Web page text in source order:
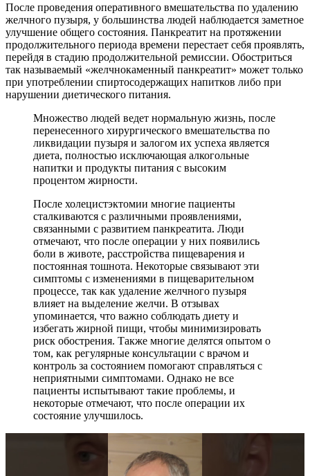
После проведения оперативного вмешательства по удалению
желчного пузыря, у большинства людей наблюдается заметное
улучшение общего состояния. Панкреатит на протяжении
продолжительного периода времени перестает себя проявлять,
перейдя в стадию продолжительной ремиссии. Обостриться
так называемый «желчнокаменный панкреатит» может только
при употреблении спиртосодержащих напитков либо при
нарушении диетического питания.
Множество людей ведет нормальную жизнь, после
перенесенного хирургического вмешательства по
ликвидации пузыря и залогом их успеха является
диета, полностью исключающая алкогольные
напитки и продукты питания с высоким
процентом жирности.
После холецистэктомии многие пациенты
сталкиваются с различными проявлениями,
связанными с развитием панкреатита. Люди
отмечают, что после операции у них появились
боли в животе, расстройства пищеварения и
постоянная тошнота. Некоторые связывают эти
симптомы с изменениями в пищеварительном
процессе, так как удаление желчного пузыря
влияет на выделение желчи. В отзывах
упоминается, что важно соблюдать диету и
избегать жирной пищи, чтобы минимизировать
риск обострения. Также многие делятся опытом о
том, как регулярные консультации с врачом и
контроль за состоянием помогают справляться с
неприятными симптомами. Однако не все
пациенты испытывают такие проблемы, и
некоторые отмечают, что после операции их
состояние улучшилось.